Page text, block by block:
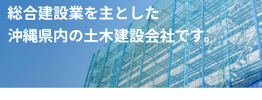
総合建設業を主とした
沖縄県内の土木建設会社です。